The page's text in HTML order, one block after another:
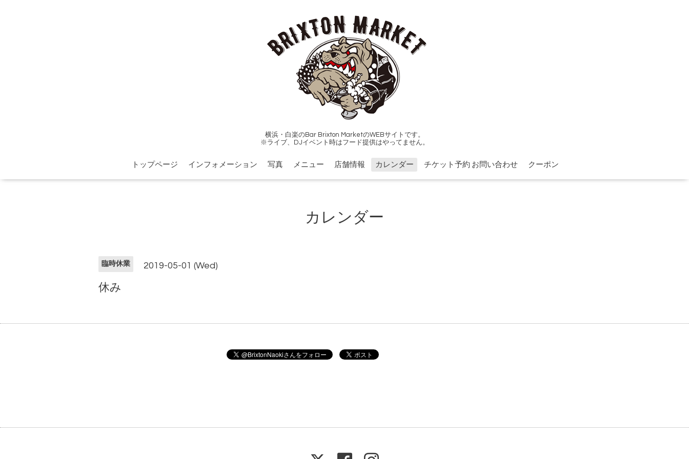
横浜・白楽のBar Brixton MarketのWEBサイトです。
※ライブ、DJイベント時はフード提供はやってません。
トップページ インフォメーション 写真 メニュー 店舗情報 カレンダー チケット予約 お問い合わせ クーポン
カレンダー
臨時休業 2019-05-01 (Wed)
休み